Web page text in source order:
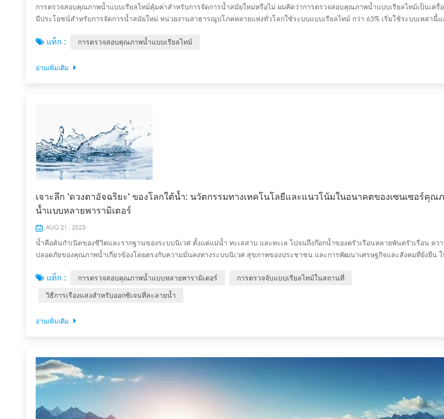
การตรวจสอบคุณภาพน้ำแบบเรียลไทม์คุ้มค่าสำหรับการจัดการน้ำสมัยใหม่หรือไม่ ผมคิดว่าการตรวจสอบคุณภาพน้ำแบบเรียลไทม์เป็นเครื่
มีประโยชน์สำหรับการจัดการน้ำสมัยใหม่ หน่วยงานสาธารณูปโภคหลายแห่งทั่วโลกใช้ระบบแบบเรียลไทม์ กว่า 63% เริ่มใช้ระบบเหล่านี้แ
61% เอเชียแปซิฟิก...
แท็ก : การตรวจสอบคุณภาพน้ำแบบเรียลไทม์
อ่านเพิ่มเติม
เจาะลึก 'ดวงตาอัจฉริยะ' ของโลกใต้น้ำ: นวัตกรรมทางเทคโนโลยีและแนวโน้มในอนาคตของเซนเซอร์คุณ
น้ำแบบหลายพารามิเตอร์
AUG 21 , 2025
น้ำคือต้นกำเนิดของชีวิตและรากฐานของระบบนิเวศ ตั้งแต่แม่น้ำ ทะเลสาบ และทะเล ไปจนถึงก๊อกน้ำของครัวเรือนหลายพันครัวเรือน คว
ปลอดภัยของคุณภาพน้ำเกี่ยวข้องโดยตรงกับความมั่นคงทางระบบนิเวศ สุขภาพของประชาชน และการพัฒนาเศรษฐกิจและสังคมที่ยั่งยืน
ไม่มีประสิทธิภาพเท่านั้น...
แท็ก : การตรวจสอบคุณภาพน้ำแบบหลายพารามิเตอร์ การตรวจจับแบบเรียลไทม์ในสถานที่
วิธีการเรืองแสงสำหรับออกซิเจนที่ละลายน้ำ
อ่านเพิ่มเติม